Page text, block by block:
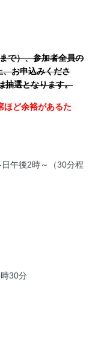
で）、参加者全員の
、お申込みくださ
抽選となります。
ほど余裕があるた
午後2時～（30分程
30分